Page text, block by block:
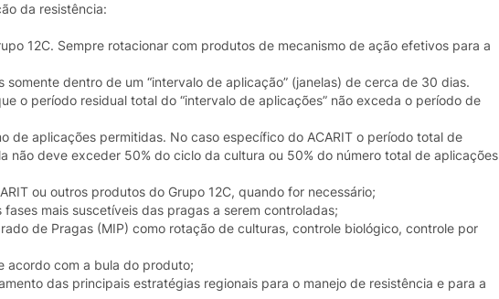
da resistência:
12C. Sempre rotacionar com produtos de mecanismo de ação efetivos para a
dentro de um “intervalo de aplicação” (janelas) de cerca de 30 dias.
o período residual total do “intervalo de aplicações” não exceda o período de
de aplicações permitidas. No caso específico do ACARIT o período total de
não deve exceder 50% do ciclo da cultura ou 50% do número total de aplicações
ou outros produtos do Grupo 12C, quando for necessário;
mais suscetíveis das pragas a serem controladas;
de Pragas (MIP) como rotação de culturas, controle biológico, controle por
acordo com a bula do produto;
das principais estratégias regionais para o manejo de resistência e para a